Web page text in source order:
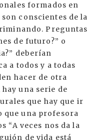
formados en
conscientes de la
Preguntas
de futuro?” o
deberían
a todos y a todas
hacer de otra
una serie de
que hay que ir
que una profesora
“A veces nos da la
de vida está